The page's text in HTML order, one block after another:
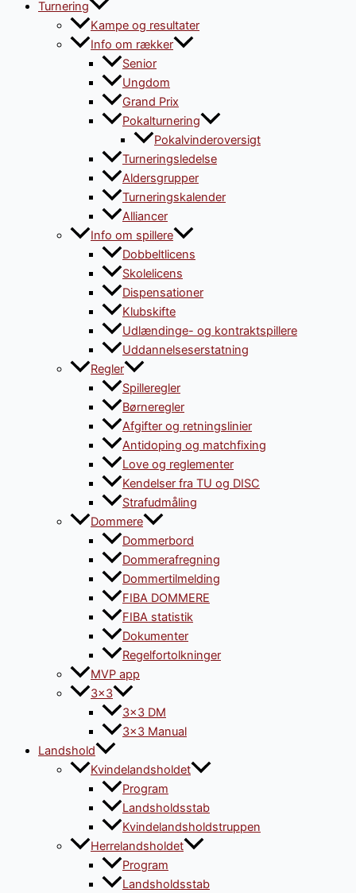
Turnering
Kampe og resultater
Info om rækker
Senior
Ungdom
Grand Prix
Pokalturnering
Pokalvinderoversigt
Turneringsledelse
Aldersgrupper
Turneringskalender
Alliancer
Info om spillere
Dobbeltlicens
Skolelicens
Dispensationer
Klubskifte
Udlændinge- og kontraktspillere
Uddannelseserstatning
Regler
Spilleregler
Børneregler
Afgifter og retningslinier
Antidoping og matchfixing
Love og reglementer
Kendelser fra TU og DISC
Strafudmåling
Dommere
Dommerbord
Dommerafregning
Dommertilmelding
FIBA DOMMERE
FIBA statistik
Dokumenter
Regelfortolkninger
MVP app
3×3
3×3 DM
3×3 Manual
Landshold
Kvindelandsholdet
Program
Landsholdsstab
Kvindelandsholdstruppen
Herrelandsholdet
Program
Landsholdsstab